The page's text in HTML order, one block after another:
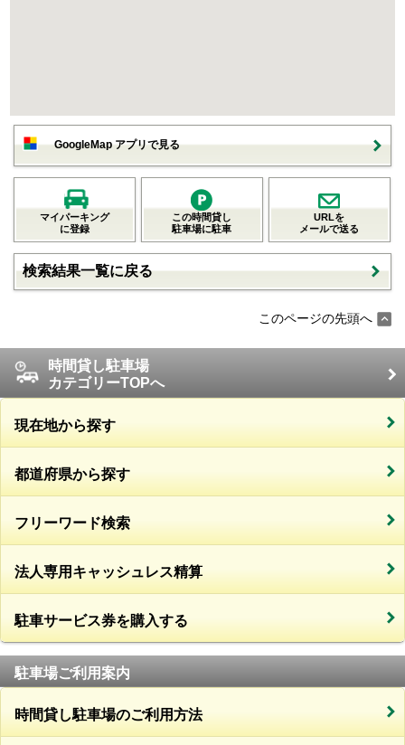
GoogleMap アプリで見る
マイパーキング
に登録
この時間貸し
駐車場に駐車
URLを
メールで送る
検索結果一覧に戻る
このページの先頭へ
時間貸し駐車場
カテゴリーTOPへ
現在地から探す
都道府県から探す
フリーワード検索
法人専用キャッシュレス精算
駐車サービス券を購入する
駐車場ご利用案内
時間貸し駐車場のご利用方法